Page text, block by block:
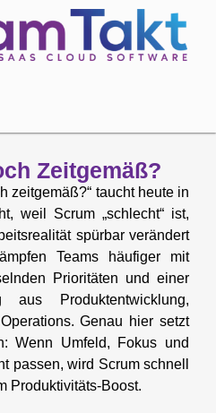
Zeitgemäß?
zeitgemäß?“ taucht heute in
weil Scrum „schlecht“ ist,
spürbar verändert
Teams häufiger mit
Prioritäten und einer
aus Produktentwicklung,
Genau hier setzt
Wenn Umfeld, Fokus und
passen, wird Scrum schnell
Produktivitäts-Boost.